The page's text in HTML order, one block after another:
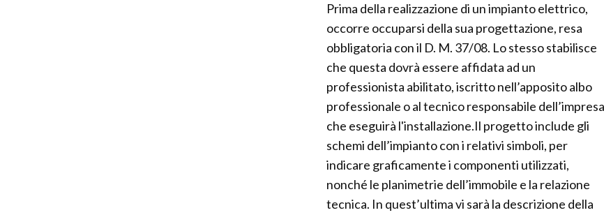
Prima della realizzazione di un impianto elettrico,
occorre occuparsi della sua progettazione, resa
obbligatoria con il D. M. 37/08. Lo stesso stabilisce
che questa dovrà essere affidata ad un
professionista abilitato, iscritto nell’apposito albo
professionale o al tecnico responsabile dell’impresa
che eseguirà l'installazione.Il progetto include gli
schemi dell’impianto con i relativi simboli, per
indicare graficamente i componenti utilizzati,
nonché le planimetrie dell’immobile e la relazione
tecnica. In quest’ultima vi sarà la descrizione della